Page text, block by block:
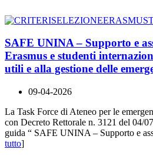
SAFE UNINA – Supporto e
Erasmus e studenti
utili e alla gestione delle
09-04-2026
La Task Force di Ateneo per le
con Decreto Rettorale n. 3121 del 04/
guida “ SAFE UNINA – Supporto e
tutto]